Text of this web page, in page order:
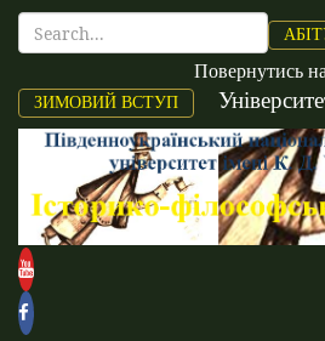
ЗИМОВИЙ ВСТУП
Повернутись